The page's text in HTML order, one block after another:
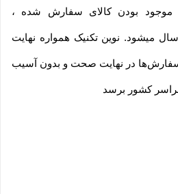
بودن کالای سفارش شده ،
میشود. نوین تکنیک همواره نهایت
سفارش‏‌ها در نهایت صحت و بدون آسیب
کشور برسد